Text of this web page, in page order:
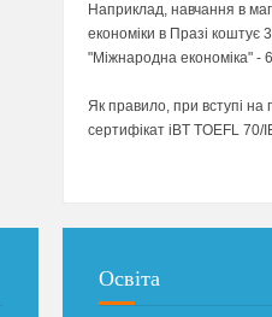
Наприклад, навчання в
економіки в Празі коштує
"Міжнародна економіка" -
Як правило, при вступі
сертифікат iBT TOEFL 70/
Освіта